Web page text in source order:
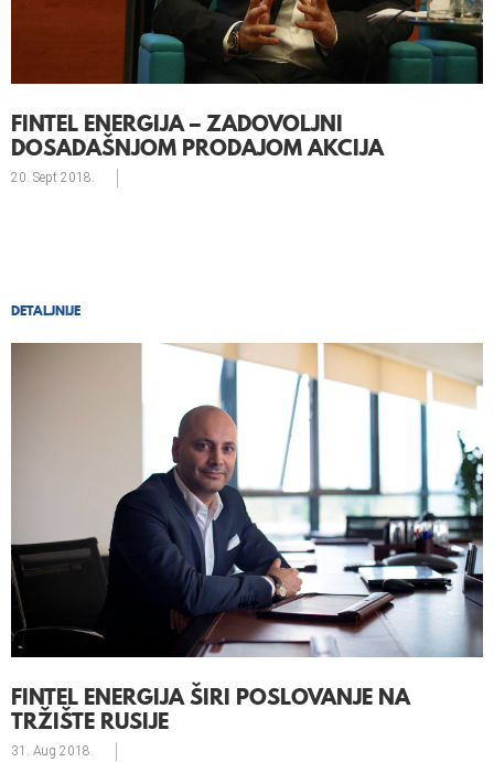
FINTEL ENERGIJA – ZADOVOLJNI
DOSADAŠNJOM PRODAJOM AKCIJA
20. Sept 2018.
DETALJNIJE
FINTEL ENERGIJA ŠIRI POSLOVANJE NA
TRŽIŠTE RUSIJE
31. Aug 2018.